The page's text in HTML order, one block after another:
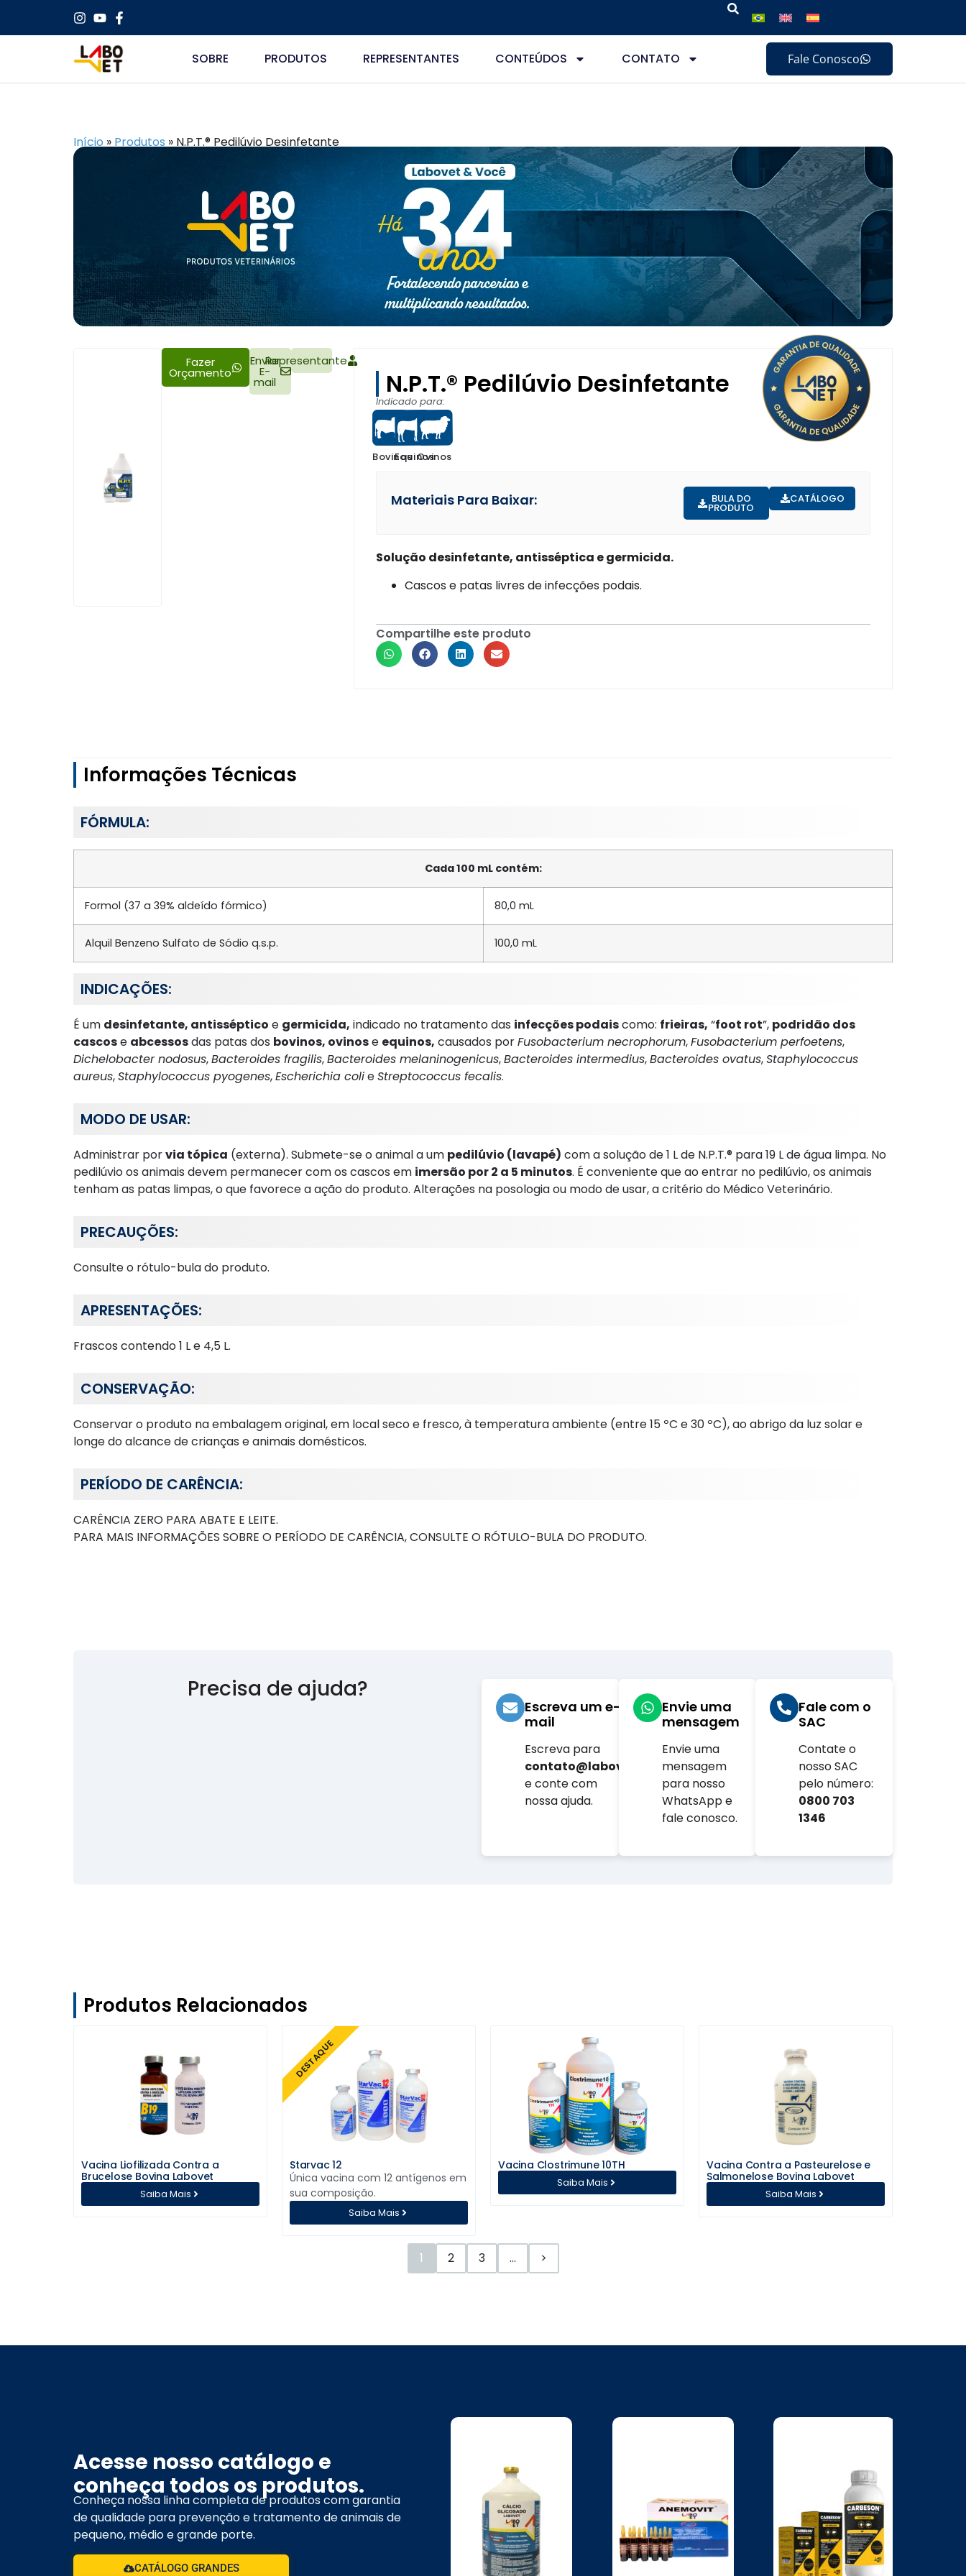
SOBRE PRODUTOS REPRESENTANTES CONTEÚDOS CONTATO Fale Conosco
Início » Produtos » N.P.T.® Pedilúvio Desinfetante
Fazer
Orçamento
Enviar
E-
mail
Representante
N.P.T.® Pedilúvio Desinfetante
Indicado para:
BovinosEquinosOvinos
Materiais Para Baixar: BULA DO
PRODUTO
CATÁLOGO
Solução desinfetante, antisséptica e germicida.
Cascos e patas livres de infecções podais.
Compartilhe este produto
Informações Técnicas
FÓRMULA:
Cada 100 mL contém:
Formol (37 a 39% aldeído fórmico) 80,0 mL
Alquil Benzeno Sulfato de Sódio q.s.p. 100,0 mL
INDICAÇÕES:
É um desinfetante, antisséptico e germicida, indicado no tratamento das infecções podaiscomo: frieiras, “foot rot”, podridão dos
cascose abcessosdas patas dos bovinos, ovinose equinos, causados porFusobacterium necrophorum,Fusobacterium perfoetens,
Dichelobacter nodosus,Bacteroides fragilis,Bacteroides melaninogenicus,Bacteroides intermedius,Bacteroides ovatus,Staphylococcus
aureus,Staphylococcus pyogenes,Escherichia colieStreptococcus fecalis.
MODO DE USAR:
Administrar porvia tópica (externa). Submete-se o animal a um pedilúvio (lavapé) com a solução de 1 L de N.P.T.® para 19 L de água limpa. No
pedilúvio os animais devem permanecer com os cascos em imersão por 2 a 5 minutos. É conveniente que ao entrar no pedilúvio, os animais
tenham as patas limpas, o que favorece a ação do produto. Alterações na posologia ou modo de usar, a critério do Médico Veterinário.
PRECAUÇÕES:
Consulte o rótulo-bula do produto.
APRESENTAÇÕES:
Frascos contendo 1 L e 4,5 L.
CONSERVAÇÃO:
Conservar o produto na embalagem original, em local seco e fresco, à temperatura ambiente (entre 15 ºC e 30 ºC), ao abrigo da luz solar e
longe do alcance de crianças e animais domésticos.
PERÍODO DE CARÊNCIA:
CARÊNCIA ZERO PARA ABATE E LEITE.
PARA MAIS INFORMAÇÕES SOBRE O PERÍODO DE CARÊNCIA, CONSULTE O RÓTULO-BULA DO PRODUTO.
Precisa de ajuda?
Escreva um e-
mail
Escreva para
contato@labovet.com.br
e conte com
nossa ajuda.
Envie uma
mensagem
Envie uma
mensagem
para nosso
WhatsApp e
fale conosco.
Fale com o
SAC
Contate o
nosso SAC
pelo número:
0800 703
1346
Produtos Relacionados
Saiba Mais
Vacina Liofilizada Contra a
Brucelose Bovina Labovet
DESTAQUE
Saiba Mais
Starvac 12
Única vacina com 12 antígenos em
sua composição.
Saiba Mais
Vacina Clostrimune 10TH
Saiba Mais
Vacina Contra a Pasteurelose e
Salmonelose Bovina Labovet
1 2 3 … >
Acesse nosso catálogo e
conheça todos os produtos.
Conheça nossa linha completa de produtos com garantia
de qualidade para prevenção e tratamento de animais de
pequeno, médio e grande porte.
CATÁLOGO GRANDES